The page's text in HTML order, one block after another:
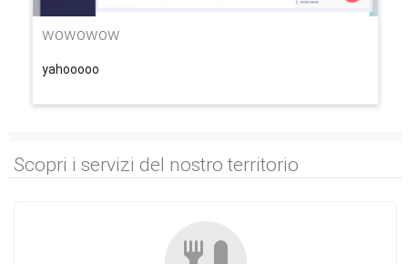
wowowow
yahooooo
Scopri i servizi del nostro territorio